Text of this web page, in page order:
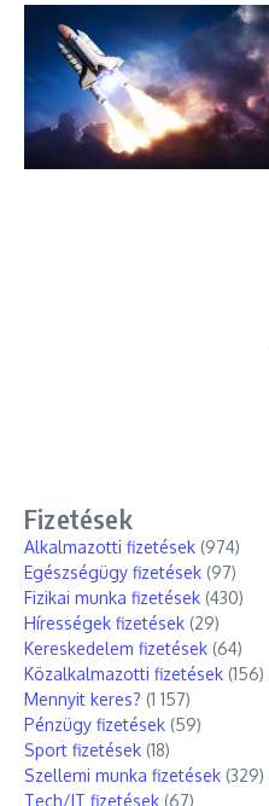
Fizetések
Alkalmazotti fizetések (974)
Egészségügy fizetések (97)
Fizikai munka fizetések (430)
Hírességek fizetések (29)
Kereskedelem fizetések (64)
Közalkalmazotti fizetések (156)
Mennyit keres? (1 157)
Pénzügy fizetések (59)
Sport fizetések (18)
Szellemi munka fizetések (329)
Tech/IT fizetések (67)